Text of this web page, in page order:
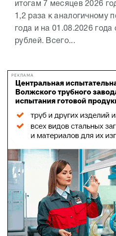
итогам 7 месяцев 2026
1,2 раза к аналогичному
года и на 01.08.2026
рублей. Всего...
РЕКЛАМА